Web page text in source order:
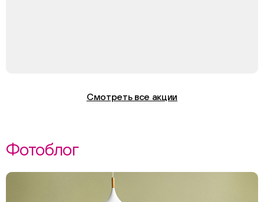
Смотреть все акции
Фотоблог